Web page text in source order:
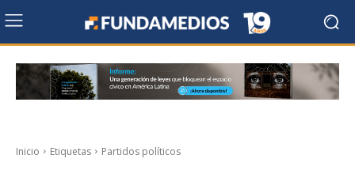
Inicio Etiquetas Partidos políticos